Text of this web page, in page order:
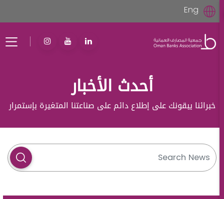
Eng
أحدث الأخبار
خبرائنا يبقونك على إطلاع دائم على صناعتنا المتغيرة بإستمرار